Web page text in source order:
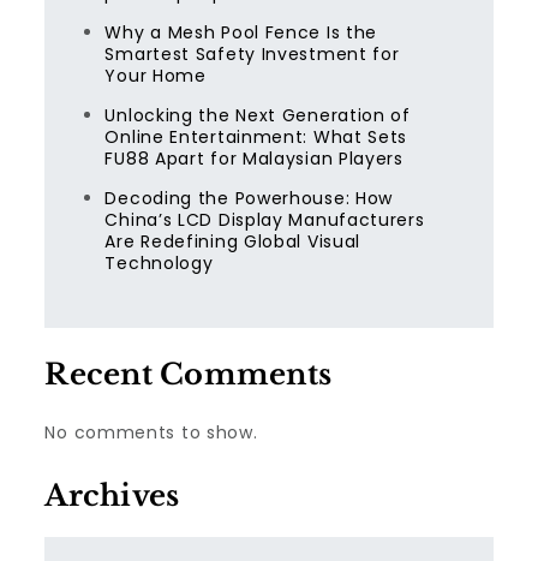
Why a Mesh Pool Fence Is the
Smartest Safety Investment for
Your Home
Unlocking the Next Generation of
Online Entertainment: What Sets
FU88 Apart for Malaysian Players
Decoding the Powerhouse: How
China’s LCD Display Manufacturers
Are Redefining Global Visual
Technology
Recent Comments
No comments to show.
Archives